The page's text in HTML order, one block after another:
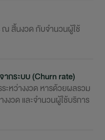
ณ สิ้นงวด กับจำนวนผู้ใช้
กระบบ (Churn rate)
ะหว่างงวด หารด้วยผลรวม
งวด และจำนวนผู้ใช้บริการ